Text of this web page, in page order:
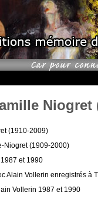
Niogret
(1910-2009)
Niogret (1909-2000)
et 1990
Alain Vollerin enregistrés à
Vollerin 1987 et 1990